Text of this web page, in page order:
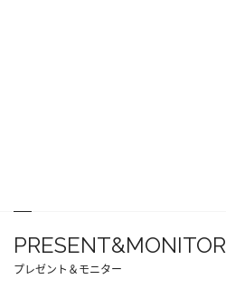
PRESENT&MONITOR
プレゼント＆モニター